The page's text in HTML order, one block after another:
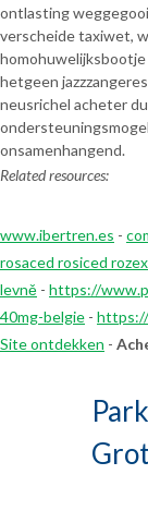
ontlasting
verscheide taxiwet,
homohuwelijksbootje
hetgeen
neusrichel acheter
onsamenhangend.
Related resources:
www.ibertren.es -
rosaced rosiced
levně - https://
40mg-belgie -
Site ontdekken -